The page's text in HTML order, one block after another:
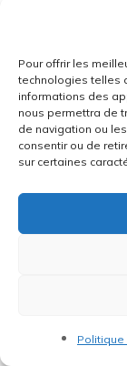
Pour offrir les
technologies telles
informations des
nous permettra de
de navigation ou
consentir ou de
sur certaines